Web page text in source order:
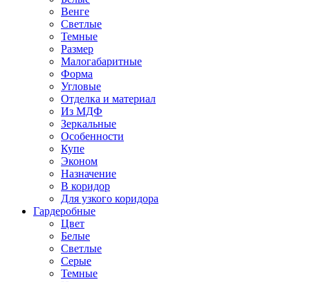
Венге
Светлые
Темные
Размер
Малогабаритные
Форма
Угловые
Отделка и материал
Из МДФ
Зеркальные
Особенности
Купе
Эконом
Назначение
В коридор
Для узкого коридора
Гардеробные
Цвет
Белые
Светлые
Серые
Темные